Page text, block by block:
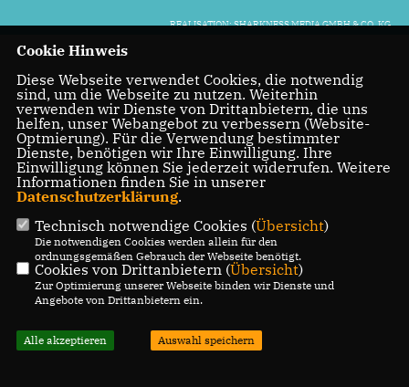
REALISATION: SHARKNESS MEDIA GMBH & CO. KG
Cookie Hinweis
Diese Webseite verwendet Cookies, die notwendig
sind, um die Webseite zu nutzen. Weiterhin
verwenden wir Dienste von Drittanbietern, die uns
helfen, unser Webangebot zu verbessern (Website-
Optmierung). Für die Verwendung bestimmter
Dienste, benötigen wir Ihre Einwilligung. Ihre
Einwilligung können Sie jederzeit widerrufen. Weitere
Informationen finden Sie in unserer
Datenschutzerklärung.
Technisch notwendige Cookies (Übersicht)
Die notwendigen Cookies werden allein für den
ordnungsgemäßen Gebrauch der Webseite benötigt.
Cookies von Drittanbietern (Übersicht)
Zur Optimierung unserer Webseite binden wir Dienste und
Angebote von Drittanbietern ein.
Alle akzeptieren Auswahl speichern